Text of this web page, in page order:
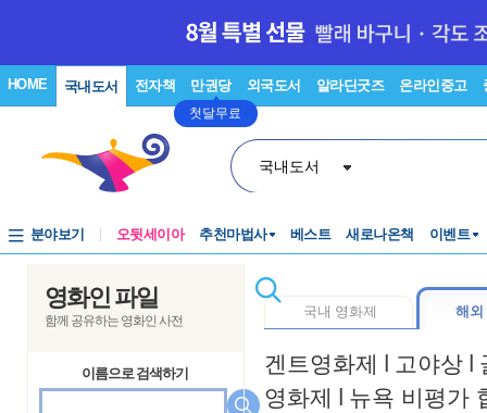
HOME 국내도서 전자책 만권당
첫달무료
외국도서 알라딘굿즈 온라인중고
국내도서
분야보기 오뒷세이아 추천마법사 베스트 새로나온책 이벤트
영화인 파일
함께 공유하는 영화인 사전
이름으로 검색하기
국내 영화제 해
겐트영화제 l 고야상 l
영화제 l 뉴욕 비평가